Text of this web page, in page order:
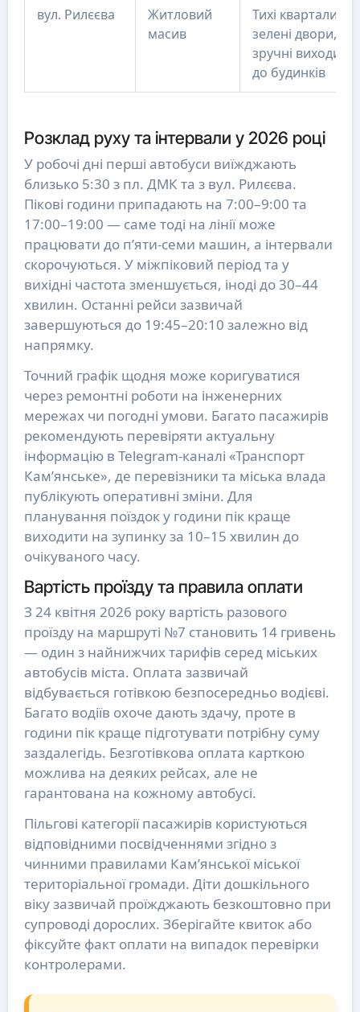
вул. Рилєєва
Житловий
масив
Тихі квартали,
зелені двори,
зручні виходи
до будинків
Розклад руху та інтервали у 2026 році
У робочі дні перші автобуси виїжджають
близько 5:30 з пл. ДМК та з вул. Рилєєва.
Пікові години припадають на 7:00–9:00 та
17:00–19:00 — саме тоді на лінії може
працювати до п’яти-семи машин, а інтервали
скорочуються. У міжпіковий період та у
вихідні частота зменшується, іноді до 30–44
хвилин. Останні рейси зазвичай
завершуються до 19:45–20:10 залежно від
напрямку.
Точний графік щодня може коригуватися
через ремонтні роботи на інженерних
мережах чи погодні умови. Багато пасажирів
рекомендують перевіряти актуальну
інформацію в Telegram-каналі «Транспорт
Кам’янське», де перевізники та міська влада
публікують оперативні зміни. Для
планування поїздок у години пік краще
виходити на зупинку за 10–15 хвилин до
очікуваного часу.
Вартість проїзду та правила оплати
З 24 квітня 2026 року вартість разового
проїзду на маршруті №7 становить 14 гривень
— один з найнижчих тарифів серед міських
автобусів міста. Оплата зазвичай
відбувається готівкою безпосередньо водієві.
Багато водіїв охоче дають здачу, проте в
години пік краще підготувати потрібну суму
заздалегідь. Безготівкова оплата карткою
можлива на деяких рейсах, але не
гарантована на кожному автобусі.
Пільгові категорії пасажирів користуються
відповідними посвідченнями згідно з
чинними правилами Кам’янської міської
територіальної громади. Діти дошкільного
віку зазвичай проїжджають безкоштовно при
супроводі дорослих. Зберігайте квиток або
фіксуйте факт оплати на випадок перевірки
контролерами.